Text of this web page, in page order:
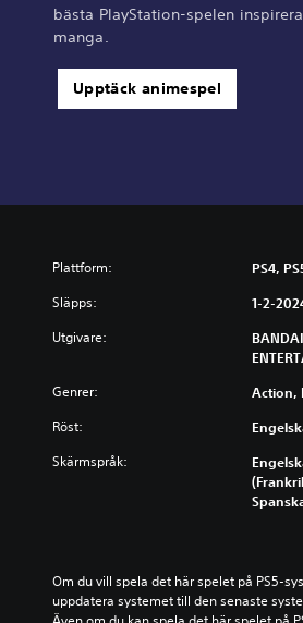
bästa PlayStation-spelen
manga.
Upptäck animespel
Plattform: PS4,
Släpps: 1-2-
Utgivare:
Genrer: Action,
Röst:
Skärmspråk:
Om du vill spela det här spelet på PS5-
uppdatera systemet till den senaste